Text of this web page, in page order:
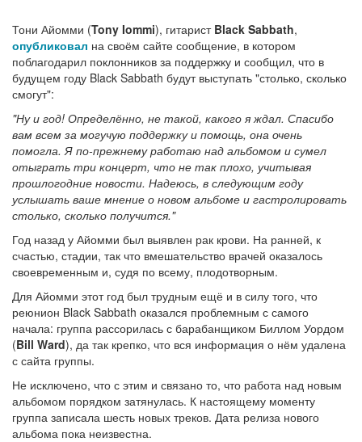
Тони Айомми (Tony Iommi), гитарист Black Sabbath,
опубликовал на своём сайте сообщение, в котором
поблагодарил поклонников за поддержку и сообщил, что в
будущем году Black Sabbath будут выступать "столько, сколько
смогут":
"Ну и год! Определённо, не такой, какого я ждал. Спасибо
вам всем за могучую поддержку и помощь, она очень
помогла. Я по-прежнему работаю над альбомом и сумел
отыграть три концерт, что не так плохо, учитывая
прошлогодние новости. Надеюсь, в следующим году
услышать ваше мнение о новом альбоме и гастролировать
столько, сколько получится."
Год назад у Айомми был выявлен рак крови. На ранней, к
счастью, стадии, так что вмешательство врачей оказалось
своевременным и, судя по всему, плодотворным.
Для Айомми этот год был трудным ещё и в силу того, что
реюнион Black Sabbath оказался проблемным с самого
начала: группа рассорилась с барабанщиком Биллом Уордом
(Bill Ward), да так крепко, что вся информация о нём удалена
с сайта группы.
Не исключено, что с этим и связано то, что работа над новым
альбомом порядком затянулась. К настоящему моменту
группа записала шесть новых треков. Дата релиза нового
альбома пока неизвестна.